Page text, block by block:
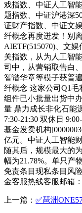
戏指数、中证人工智
题指数、中证沪港深
证财产指数、中证文
纤概念再度迸发！别
AIETF(515070)、文
关指数，从为人工智
司中，从营销取告白
智谱华章等模子获普
纤概念 这家公司Q1毛
组件已小批量出货中
量 鼎力成长非化石能
7:30-21:30 双休日
基金发卖机构
亿元。中证人工智能
随其后，规模最大的
幅为21.78%。单只产
免责条目现私条目风
金客服热线客服邮箱
上一篇： ✅琶洲